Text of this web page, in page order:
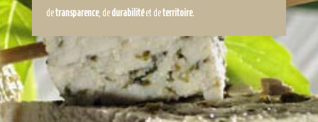
detransparence, dedurabilitéet deterritoire.